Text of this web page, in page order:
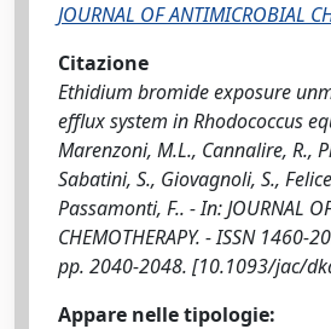
JOURNAL OF ANTIMICROBIAL
Citazione
Ethidium bromide exposure
efflux system in Rhodococcus
Marenzoni, M.L., Cannalire, R.,
Sabatini, S., Giovagnoli, S.,
Passamonti, F.. - In: JOURNAL
CHEMOTHERAPY. - ISSN 1460-
pp. 2040-2048. [10.1093/jac/
Appare nelle tipologie: